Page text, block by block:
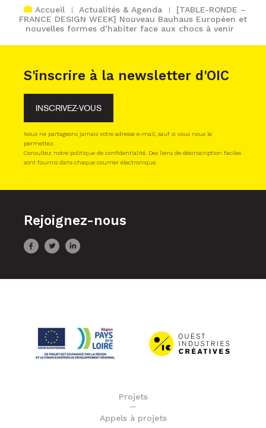
Accueil Actualités & Agenda
[TABLE-RONDE –
FRANCE DESIGN WEEK] Nouveau Bauhaus Européen et
nouvelles formes d’habiter face aux chocs à venir
S'inscrire à la newsletter d'OIC
INSCRIVEZ-VOUS
Nous ne partageons jamais votre adresse e-mail, sauf si vous nous le
permettez.
Consultez notre politique de confidentialité. Des liens de désinscription faciles
sont fournis dans chaque courrier électronique.
Rejoignez-nous
Projets
Appels à projets